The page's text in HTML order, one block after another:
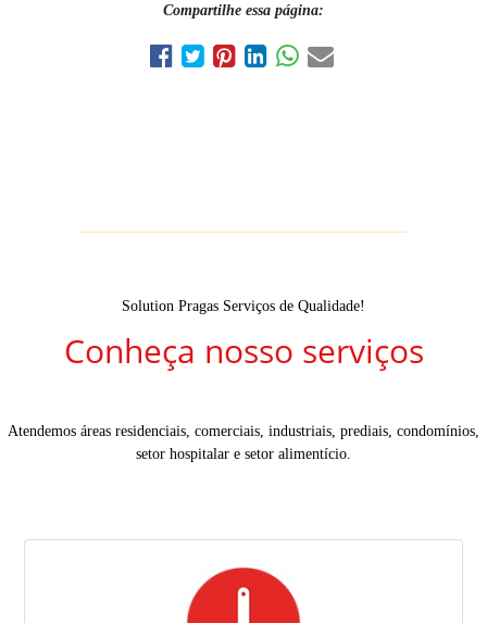
Compartilhe essa página:
Solution Pragas Serviços de Qualidade!
Conheça nosso serviços
Atendemos áreas residenciais, comerciais, industriais, prediais, condomínios,
setor hospitalar e setor alimentício.